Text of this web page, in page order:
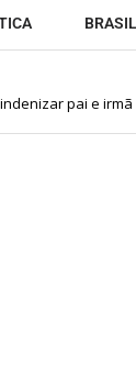
BRASIL
pai e irmã